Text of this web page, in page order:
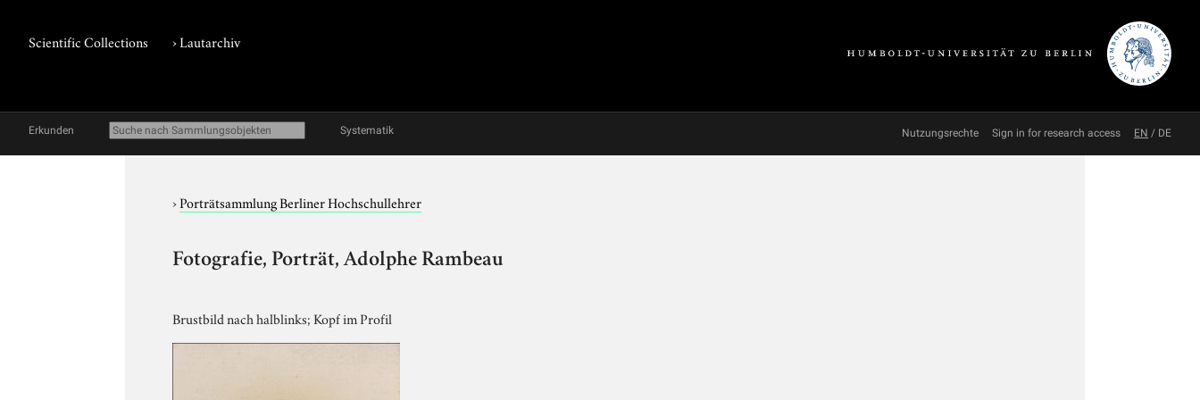
Scientific Collections ›Lautarchiv
Erkunden Systematik Nutzungsrechte Sign in for research access EN / DE
›Porträtsammlung Berliner Hochschullehrer
Fotografie, Porträt, Adolphe Rambeau
Brustbild nach halblinks; Kopf im Profil